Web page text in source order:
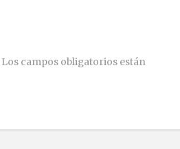
Los campos obligatorios están